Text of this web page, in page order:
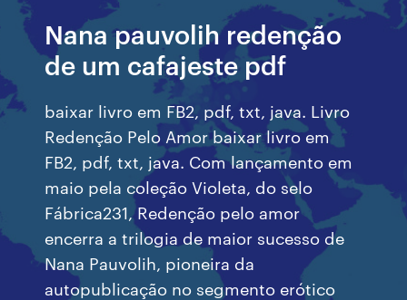
Nana pauvolih redenção
de um cafajeste pdf
baixar livro em FB2, pdf, txt, java. Livro
Redenção Pelo Amor baixar livro em
FB2, pdf, txt, java. Com lançamento em
maio pela coleção Violeta, do selo
Fábrica231, Redenção pelo amor
encerra a trilogia de maior sucesso de
Nana Pauvolih, pioneira da
autopublicação no segmento erótico